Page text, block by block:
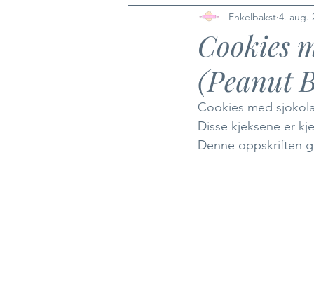
Cookies
(Peanut
Enkelbakst 4. aug.
Cookies med
Disse kjeksene er
Denne oppskriften